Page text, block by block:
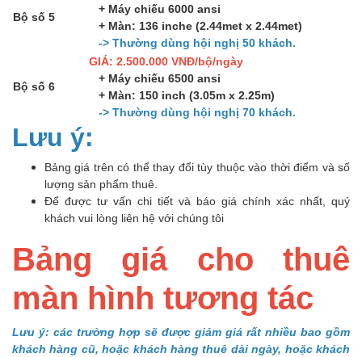
Bộ số 5
+ Máy chiếu 6000 ansi
+ Màn: 136 inche (2.44met x 2.44met)
-> Thường dùng hội nghị 50 khách.
Bộ số 6
GIÁ: 2.500.000 VNĐ/bộ/ngày
+ Máy chiếu 6500 ansi
+ Màn: 150 inch (3.05m x 2.25m)
-> Thường dùng hội nghị 70 khách.
Lưu ý:
Bảng giá trên có thể thay đổi tùy thuộc vào thời điểm và số
lượng sản phẩm thuê.
Để được tư vấn chi tiết và báo giá chính xác nhất, quý
khách vui lòng liên hệ với chúng tôi
Bảng giá cho thuê
màn hình tương tác
Lưu ý: các trường hợp sẽ được giảm giá rất nhiều bao gồm
khách hàng cũ, hoặc khách hàng thuê dài ngày, hoặc khách